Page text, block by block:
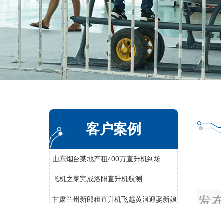
客户案例
山东烟台某地产租400万直升机到场
飞机之家完成洛阳直升机航测
甘肃兰州新郎租直升机飞越黄河迎娶新娘